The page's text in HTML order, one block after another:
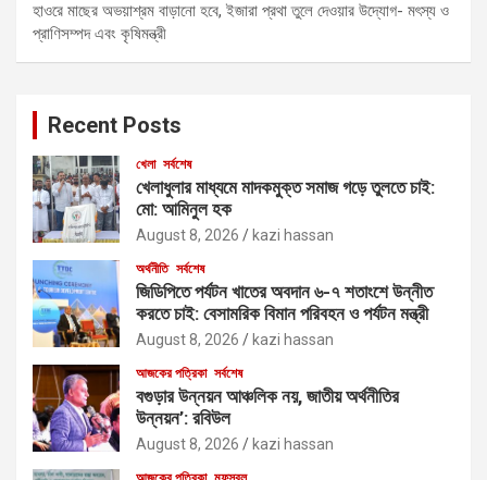
হাওরে মাছের অভয়াশ্রম বাড়ানো হবে, ইজারা প্রথা তুলে দেওয়ার উদ্যোগ- মৎস্য ও
প্রাণিসম্পদ এবং কৃষিমন্ত্রী
Recent Posts
খেলা সর্বশেষ
খেলাধুলার মাধ্যমে মাদকমুক্ত সমাজ গড়ে তুলতে চাই:
মো: আমিনুল হক
August 8, 2026 kazi hassan
অর্থনীতি সর্বশেষ
জিডিপিতে পর্যটন খাতের অবদান ৬-৭ শতাংশে উন্নীত
করতে চাই: বেসামরিক বিমান পরিবহন ও পর্যটন মন্ত্রী
August 8, 2026 kazi hassan
আজকের পত্রিকা সর্বশেষ
বগুড়ার উন্নয়ন আঞ্চলিক নয়, জাতীয় অর্থনীতির
উন্নয়ন’: রবিউল
August 8, 2026 kazi hassan